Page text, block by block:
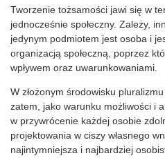
Tworzenie tożsamości jawi się w
jednocześnie społeczny. Zależy,
jedynym podmiotem jest osoba i
organizacją społeczną, poprzez
wpływem oraz uwarunkowaniami.
W złożonym środowisku
zatem, jako warunku możliwości i
w przywrócenie każdej osobie
projektowania w ciszy własnego
najintymniejsza i najbardziej